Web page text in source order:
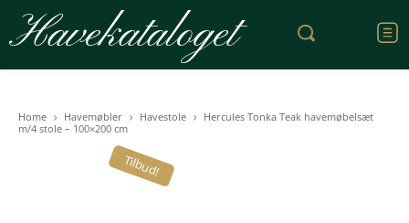
Havekataloget
Home Havemøbler Havestole
Hercules Tonka Teak havemøbelsæt
m/4 stole – 100×200 cm
Tilbud!